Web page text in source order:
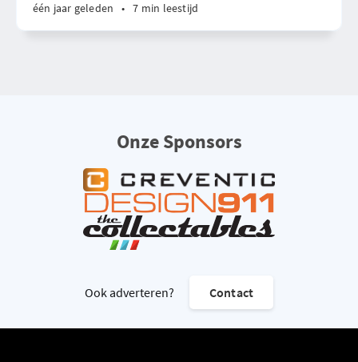
één jaar geleden • 7 min leestijd
Onze Sponsors
Ook adverteren? Contact